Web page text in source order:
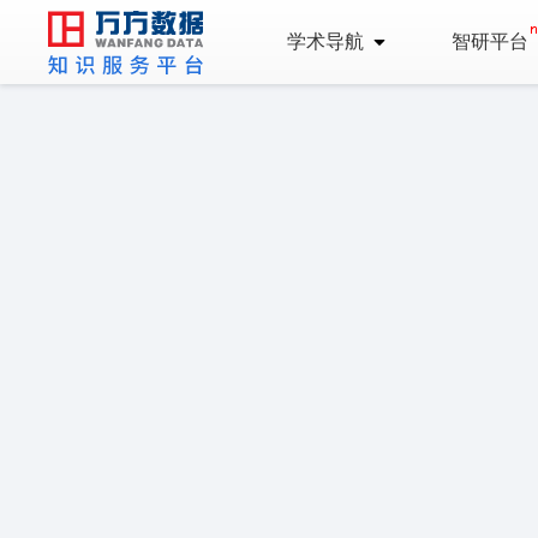
学术导航 智研平台